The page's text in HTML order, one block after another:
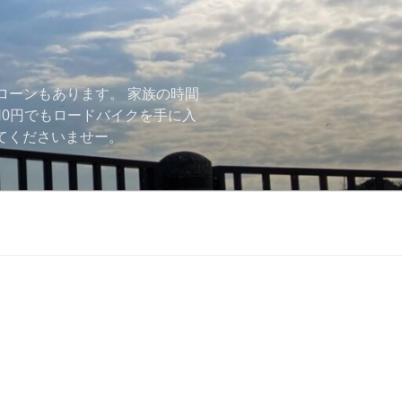
ーンもあります。 家族の時間
円でもロードバイクを手に入
ださいませー。